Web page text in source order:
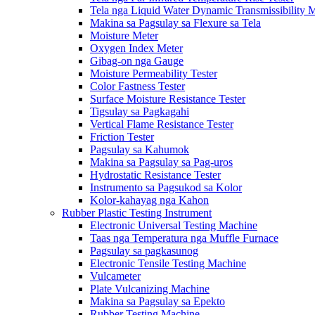
Tela nga Liquid Water Dynamic Transmissibility
Makina sa Pagsulay sa Flexure sa Tela
Moisture Meter
Oxygen Index Meter
Gibag-on nga Gauge
Moisture Permeability Tester
Color Fastness Tester
Surface Moisture Resistance Tester
Tigsulay sa Pagkagahi
Vertical Flame Resistance Tester
Friction Tester
Pagsulay sa Kahumok
Makina sa Pagsulay sa Pag-uros
Hydrostatic Resistance Tester
Instrumento sa Pagsukod sa Kolor
Kolor-kahayag nga Kahon
Rubber Plastic Testing Instrument
Electronic Universal Testing Machine
Taas nga Temperatura nga Muffle Furnace
Pagsulay sa pagkasunog
Electronic Tensile Testing Machine
Vulcameter
Plate Vulcanizing Machine
Makina sa Pagsulay sa Epekto